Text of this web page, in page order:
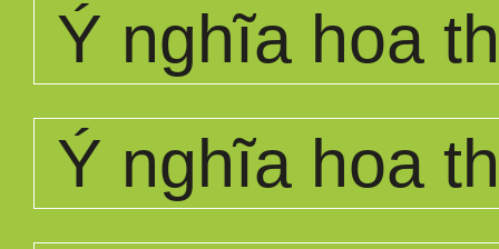
Ý nghĩa hoa
Ý nghĩa hoa